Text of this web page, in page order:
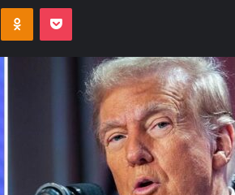
Odnoklassniki
Pocket